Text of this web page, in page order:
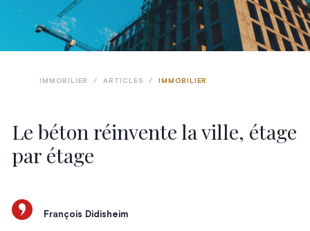
Le béton réinvente la ville, étage
par étage
IMMOBILIER / ARTICLES / IMMOBILIER
François Didisheim